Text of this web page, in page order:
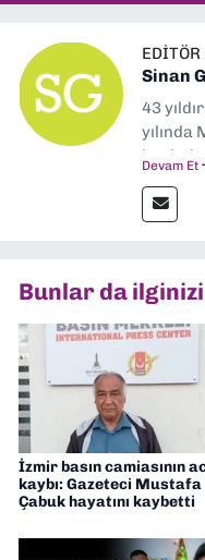
Sinan
43
yılında
müdürü
Devam Et
Bunlar da
İzmir basın camiasının
kaybı: Gazeteci Mustafa
Çabuk hayatını kaybetti